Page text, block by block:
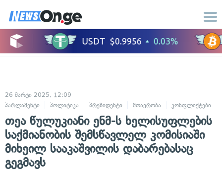
26 მარტი 2025, 12:09
პარლამენტი
პოლიტიკა პრეზიდენტი მთავრობა კონფლიქტები
თეა წულუკიანი ენმ-ს ხელისუფლების
საქმიანობის შემსწავლელ კომისიაში
მიხეილ სააკაშვილის დაბარებასაც
გეგმავს